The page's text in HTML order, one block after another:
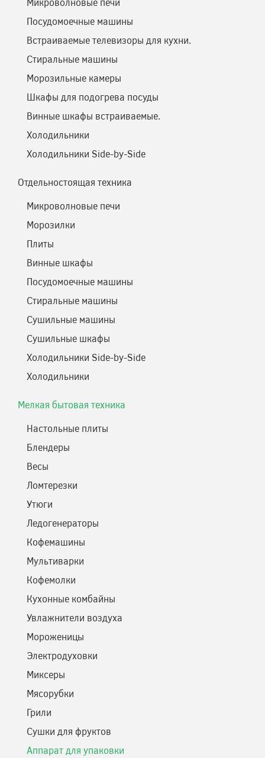
Посудомоечные машины
Встраиваемые телевизоры для кухни.
Стиральные машины
Морозильные камеры
Шкафы для подогрева посуды
Винные шкафы встраиваемые.
Холодильники
Холодильники Side-by-Side
Отдельностоящая техника
Микроволновые печи
Морозилки
Плиты
Винные шкафы
Посудомоечные машины
Стиральные машины
Сушильные машины
Сушильные шкафы
Холодильники Side-by-Side
Холодильники
Мелкая бытовая техника
Настольные плиты
Блендеры
Весы
Ломтерезки
Утюги
Ледогенераторы
Кофемашины
Мультиварки
Кофемолки
Кухонные комбайны
Увлажнители воздуха
Мороженицы
Электродуховки
Миксеры
Мясорубки
Грили
Сушки для фруктов
Аппарат для упаковки